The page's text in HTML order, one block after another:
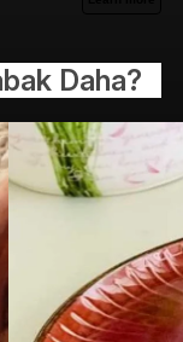
Daha?